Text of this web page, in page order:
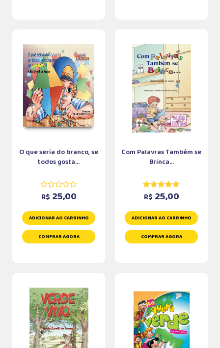
O que seria do branco, se
todos gosta...
R$ 25,00
ADICIONAR AO CARRINHO
COMPRAR AGORA
Com Palavras Também se
Brinca...
R$ 25,00
ADICIONAR AO CARRINHO
COMPRAR AGORA